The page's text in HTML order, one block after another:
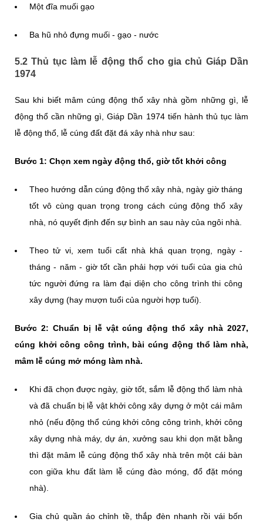
Một đĩa muối gạo
Ba hũ nhỏ đựng muối - gạo - nước
5.2 Thủ tục làm lễ động thổ cho gia chủ Giáp Dần
1974
Sau khi biết mâm cúng động thổ xây nhà gồm những gì, lễ
động thổ cần những gì, Giáp Dần 1974 tiến hành thủ tục làm
lễ động thổ, lễ cúng đất đặt đá xây nhà như sau:
Bước 1: Chọn xem ngày động thổ, giờ tốt khởi công
Theo hướng dẫn cúng động thổ xây nhà, ngày giờ tháng
tốt vô cùng quan trọng trong cách cúng động thổ xây
nhà, nó quyết định đến sự bình an sau này của ngôi nhà.
Theo tử vi, xem tuổi cất nhà khá quan trọng, ngày -
tháng - năm - giờ tốt cần phải hợp với tuổi của gia chủ
tức người đứng ra làm đại diện cho công trình thi công
xây dựng (hay mượn tuổi của người hợp tuổi).
Bước 2: Chuẩn bị lễ vật cúng động thổ xây nhà 2027,
cúng khởi công công trình, bài cúng động thổ làm nhà,
mâm lễ cúng mở móng làm nhà.
Khi đã chọn được ngày, giờ tốt, sắm lễ động thổ làm nhà
và đã chuẩn bị lễ vật khởi công xây dựng ở một cái mâm
nhỏ (nếu động thổ cúng khởi công công trình, khởi công
xây dựng nhà máy, dự án, xưởng sau khi dọn mặt bằng
thì đặt mâm lễ cúng động thổ xây nhà trên một cái bàn
con giữa khu đất làm lễ cúng đào móng, đổ đặt móng
nhà).
Gia chủ quần áo chỉnh tề, thắp đèn nhanh rồi vái bốn